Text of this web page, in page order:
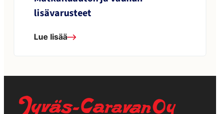
lisävarusteet
Lue lisää